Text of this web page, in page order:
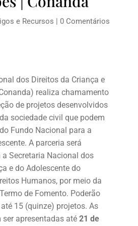
e Recursos | 0 Comentários
dos Direitos da Criança e
realiza chamamento
de projetos desenvolvidos
sociedade civil que podem
Fundo Nacional para a
A parceria será
Secretaria Nacional dos
e do Adolescente do
Humanos, por meio da
de Fomento. Poderão
15 (quinze) projetos. As
apresentadas até 21 de